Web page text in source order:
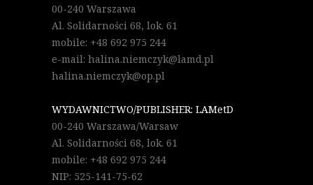
00-240 Warszawa
Al. Solidarności 68, lok. 61
mobile: +48 692 975 244
e-mail: halina.niemczyk@lamd.pl
halina.niemczyk@op.pl
WYDAWNICTWO/PUBLISHER: LAMetD
00-240 Warszawa/Warsaw
Al. Solidarności 68, lok. 61
mobile: +48 692 975 244
NIP: 525-141-75-62